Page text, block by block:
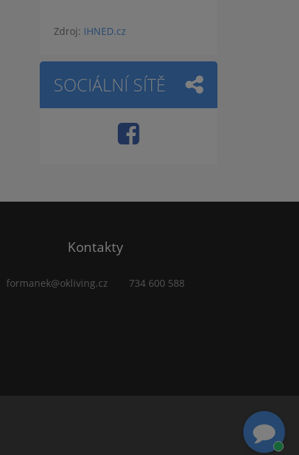
Zdroj: IHNED.cz
SOCIÁLNÍ SÍTĚ
Kontakty
formanek@okliving.cz 734 600 588